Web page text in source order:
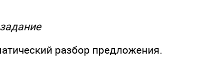
разбор предложения.